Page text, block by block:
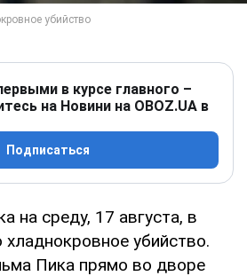
в курсе главного –
на Новини на OBOZ.UA в
Подписаться
на среду, 17 августа, в
убийство.
Пика прямо во дворе